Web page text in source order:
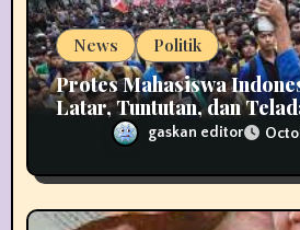
News Politik
Protes Mahasiswa
Latar, Tuntutan, dan
Demokrasigaskan editor